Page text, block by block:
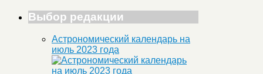
Выбор редакции
Астрономический календарь на
июль 2023 года